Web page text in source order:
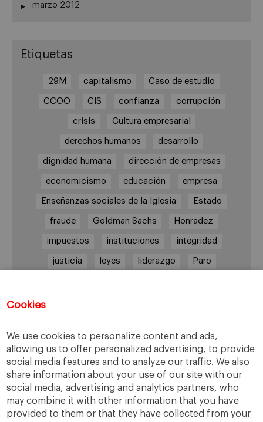
Cookies
We use cookies to personalize content and ads,
allowing us to offer personalized advertising, to provide
social media features and to analyze our traffic. We also
share information about your use of our site with our
social media, advertising and analytics partners, who
may combine it with other information that you have
provided to them or that they have collected from your
marzo 2012
Etiquetas
29M capitalismo Caso de estudio
CCOO CIS confianza corrupción
crisis Cultura empresarial
derechos humanos desarrollo
dignidad humana dirección de empresas
economicismo educación empresa
Enseñanzas sociales de la Iglesia Estado
fraude Goldman Sachs Honradez
impuestos instituciones integridad
justicia leyes liderazgo Paro
reputación corporativa
responsabilidad social empresarial
sabiduría práctica Sindicatos Trabajo
transparencia UGT Valores veracidad
virtudes Ética ética de la banca